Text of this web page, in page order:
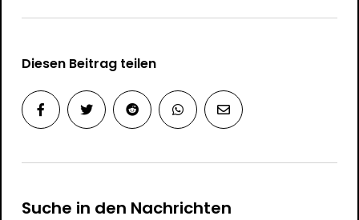
Diesen Beitrag teilen
Suche in den Nachrichten